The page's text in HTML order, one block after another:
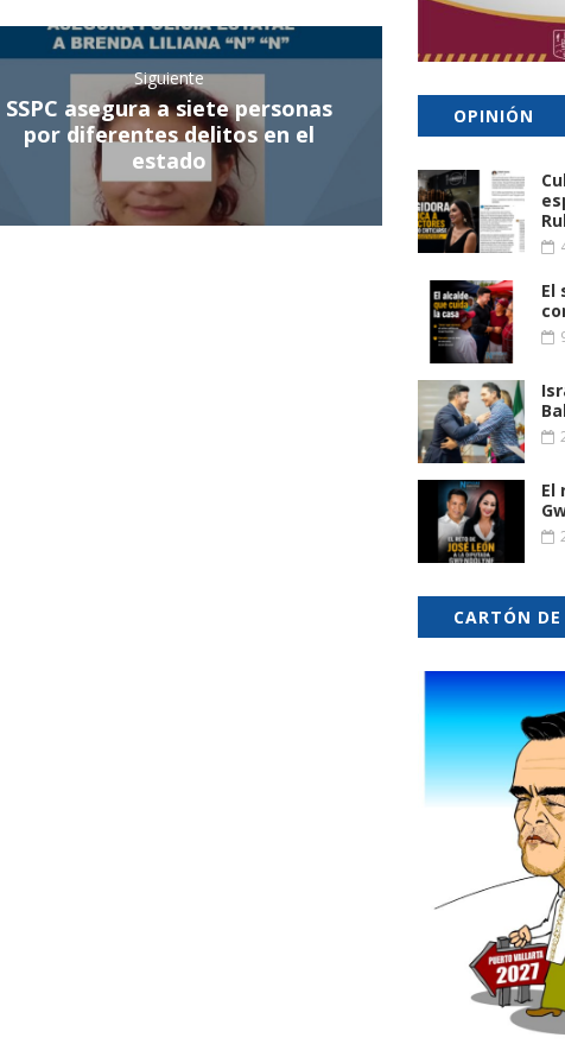
Siguiente
SSPC asegura a siete personas
por diferentes delitos en el
estado
OPINIÓN
El
El
CARTÓN